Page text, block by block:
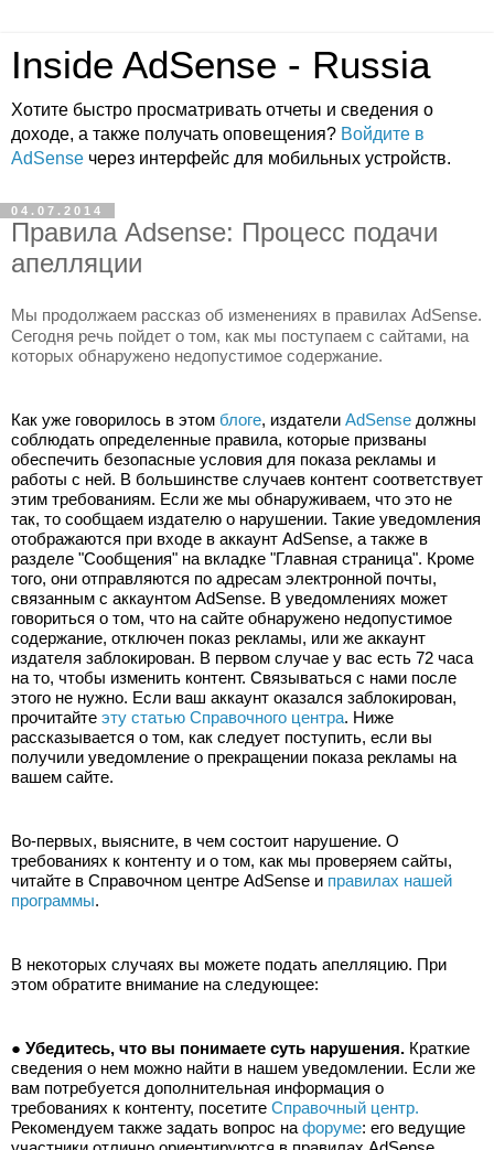
Inside AdSense - Russia
Хотите быстро просматривать отчеты и сведения о
доходе, а также получать оповещения? Войдите в
AdSense через интерфейс для мобильных устройств.
04.07.2014
Правила Adsense: Процесс подачи
апелляции
Мы продолжаем рассказ об изменениях в правилах AdSense.
Сегодня речь пойдет о том, как мы поступаем с сайтами, на
которых обнаружено недопустимое содержание.
Как уже говорилось в этом блоге, издатели AdSense должны
соблюдать определенные правила, которые призваны
обеспечить безопасные условия для показа рекламы и
работы с ней. В большинстве случаев контент соответствует
этим требованиям. Если же мы обнаруживаем, что это не
так, то сообщаем издателю о нарушении. Такие уведомления
отображаются при входе в аккаунт AdSense, а также в
разделе "Сообщения" на вкладке "Главная страница". Кроме
того, они отправляются по адресам электронной почты,
связанным с аккаунтом AdSense. В уведомлениях может
говориться о том, что на сайте обнаружено недопустимое
содержание, отключен показ рекламы, или же аккаунт
издателя заблокирован. В первом случае у вас есть 72 часа
на то, чтобы изменить контент. Связываться с нами после
этого не нужно. Если ваш аккаунт оказался заблокирован,
прочитайте эту статью Справочного центра. Ниже
рассказывается о том, как следует поступить, если вы
получили уведомление о прекращении показа рекламы на
вашем сайте.
Во-первых, выясните, в чем состоит нарушение. О
требованиях к контенту и о том, как мы проверяем сайты,
читайте в Справочном центре AdSense и правилах нашей
программы.
В некоторых случаях вы можете подать апелляцию. При
этом обратите внимание на следующее:
● Убедитесь, что вы понимаете суть нарушения. Краткие
сведения о нем можно найти в нашем уведомлении. Если же
вам потребуется дополнительная информация о
требованиях к контенту, посетите Справочный центр.
Рекомендуем также задать вопрос на форуме: его ведущие